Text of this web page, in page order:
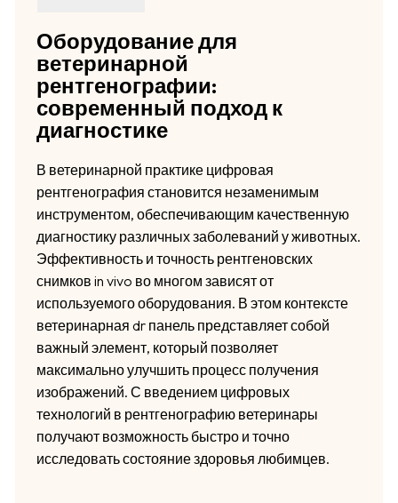
Оборудование для
ветеринарной
рентгенографии:
современный подход к
диагностике
В ветеринарной практике цифровая
рентгенография становится незаменимым
инструментом, обеспечивающим качественную
диагностику различных заболеваний у животных.
Эффективность и точность рентгеновских
снимков in vivo во многом зависят от
используемого оборудования. В этом контексте
ветеринарная dr панель представляет собой
важный элемент, который позволяет
максимально улучшить процесс получения
изображений. С введением цифровых
технологий в рентгенографию ветеринары
получают возможность быстро и точно
исследовать состояние здоровья любимцев.